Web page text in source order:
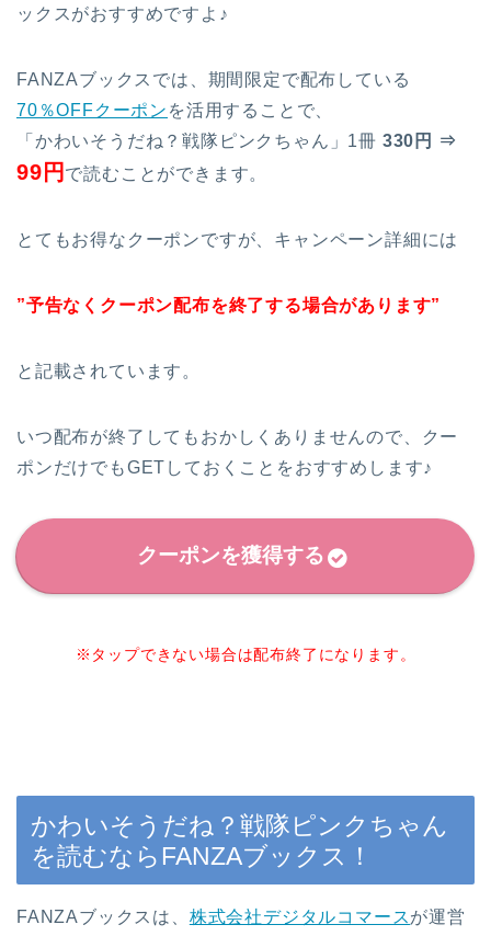
ックスがおすすめですよ♪
FANZAブックスでは、期間限定で配布している
70％OFFクーポン を活用することで、
「かわいそうだね？戦隊ピンクちゃん」1冊 330円 ⇒
99円 で読むことができます。
とてもお得なクーポンですが、キャンペーン詳細には
”予告なくクーポン配布を終了する場合があります”
と記載されています。
いつ配布が終了してもおかしくありませんので、クー
ポンだけでもGETしておくことをおすすめします♪
クーポンを獲得する
※タップできない場合は配布終了になります。
かわいそうだね？戦隊ピンクちゃん
を読むならFANZAブックス！
FANZAブックスは、 株式会社デジタルコマースが運営